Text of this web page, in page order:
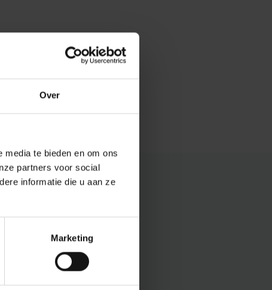
Over
te bieden en om ons
partners voor social
informatie die u aan ze
Marketing